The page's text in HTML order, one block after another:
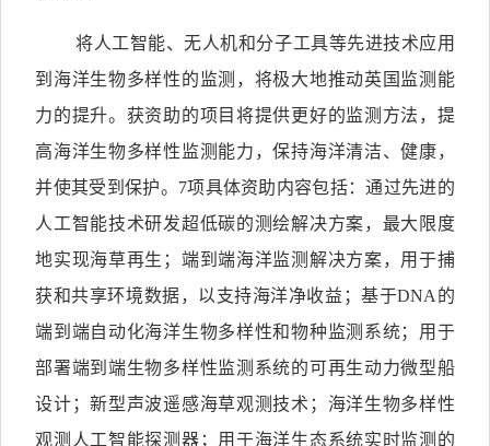
将人工智能、无人机和分子工具等先进技术应用
到海洋生物多样性的监测，将极大地推动英国监测能
力的提升。获资助的项目将提供更好的监测方法，提
高海洋生物多样性监测能力，保持海洋清洁、健康，
并使其受到保护。 7项具体资助内容包括：通过先进的
人工智能技术研发超低碳的测绘解决方案，最大限度
地实现海草再生；端到端海洋监测解决方案，用于捕
获和共享环境数据，以支持海洋净收益；基于DNA 的
端到端自动化海洋生物多样性和物种监测系统；用于
部署端到端生物多样性监测系统的可再生动力微型船
设计；新型声波遥感海草观测技术；海洋生物多样性
观测人工智能探测器；用于海洋生态系统实时监测的